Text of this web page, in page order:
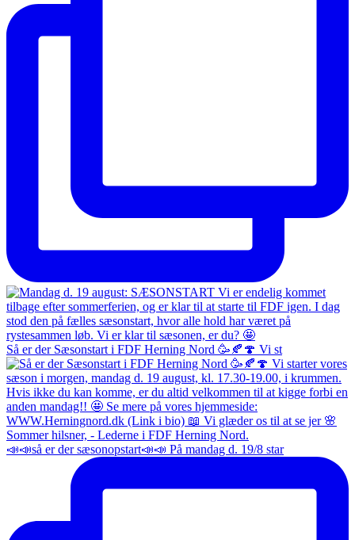
Så er der Sæsonstart i FDF Herning Nord 🥳🍂🍄 Vi st
📣📣så er der sæsonopstart📣📣 På mandag d. 19/8 star